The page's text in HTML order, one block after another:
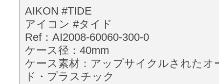
AIKON #TIDE
アイコン #タイド
Ref：AI2008-60060-300-0
ケース径：40mm
ケース素材：アップサイクルされたオ
ド・プラスチック